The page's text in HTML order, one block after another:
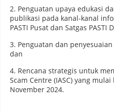
2. Penguatan upaya edukasi
publikasi pada kanal-kanal
PASTI Pusat dan Satgas PASTI
3. Penguatan dan penyesuaian
dan
4. Rencana strategis untuk
Scam Centre (IASC) yang
November 2024.